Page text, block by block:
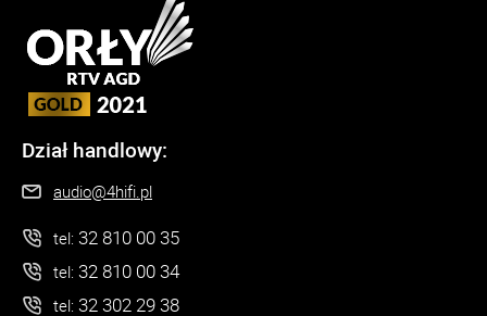
Dział handlowy:
audio@4hifi.pl
tel: 32 810 00 35
tel: 32 810 00 34
tel: 32 302 29 38